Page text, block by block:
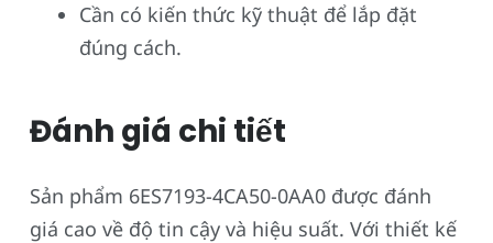
Cần có kiến thức kỹ thuật để lắp đặt
đúng cách.
Đánh giá chi tiết
Sản phẩm 6ES7193-4CA50-0AA0 được đánh
giá cao về độ tin cậy và hiệu suất. Với thiết kế